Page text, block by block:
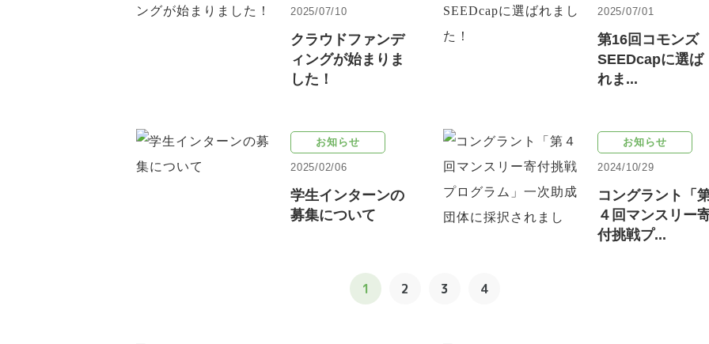
2025/07/10
クラウドファンデ
ィングが始まりま
した！
2025/07/01
第16回コモンズ
SEEDcapに選ば
れま...
お知らせ
2025/02/06
学生インターンの
募集について
お知らせ
2024/10/29
コングラント「
４回マンスリー
付挑戦プ...
1 2 3 4